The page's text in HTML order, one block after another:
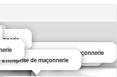
Maçonnerie
Entreprise de maçonnerie
Entreprise de maçonnerie
Entreprise de maçonnerie
Entreprise de maçonnerie